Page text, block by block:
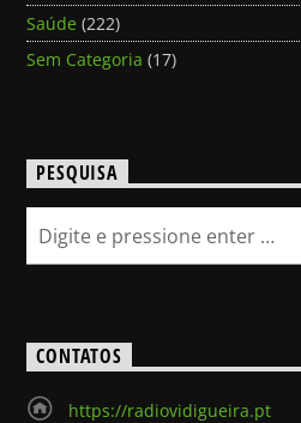
Saúde (222)
Sem Categoria (17)
PESQUISA
CONTATOS
https://radiovidigueira.pt